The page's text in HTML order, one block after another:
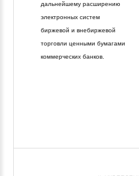
дальнейшему расширению
электронных систем
биржевой и внебиржевой
торговли ценными бумагами
коммерческих банков.